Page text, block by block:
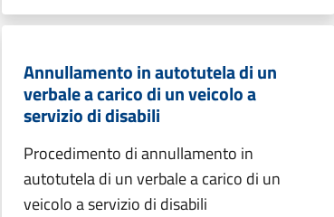
Annullamento in autotutela di un
verbale a carico di un veicolo a
servizio di disabili
Procedimento di annullamento in
autotutela di un verbale a carico di un
veicolo a servizio di disabili